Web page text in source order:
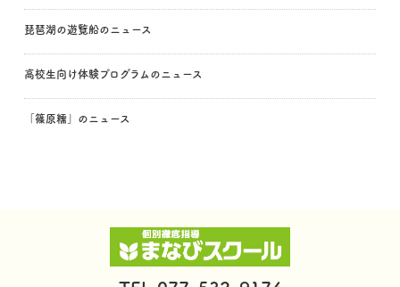
琵琶湖の遊覧船のニュース
高校生向け体験プログラムのニュース
「篠原糯」のニュース